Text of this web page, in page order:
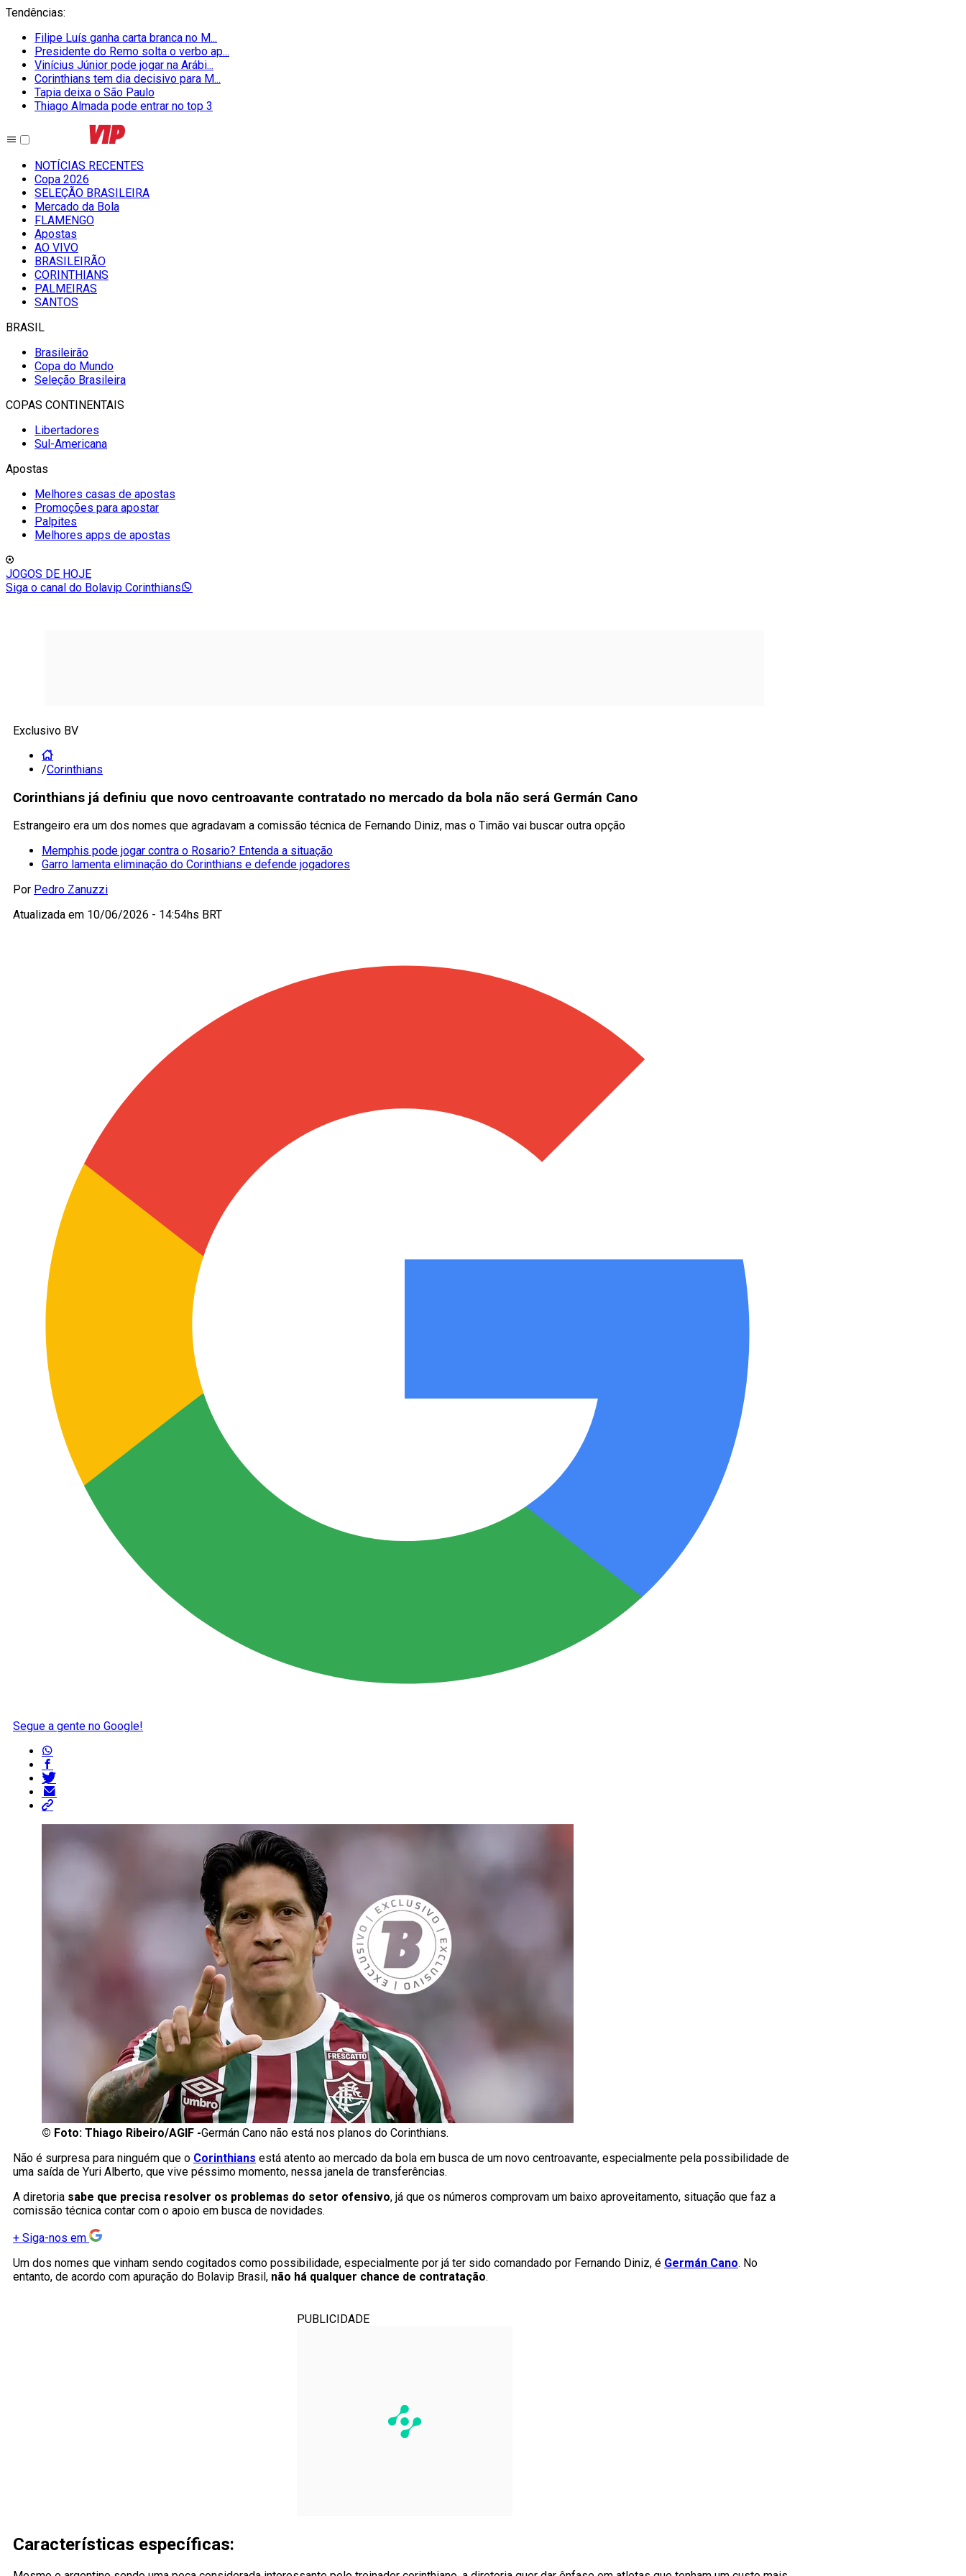
Tendências:
Filipe Luís ganha carta branca no M...
Presidente do Remo solta o verbo ap...
Vinícius Júnior pode jogar na Arábi...
Corinthians tem dia decisivo para M...
Tapia deixa o São Paulo
Thiago Almada pode entrar no top 3
NOTÍCIAS RECENTES
Copa 2026
SELEÇÃO BRASILEIRA
Mercado da Bola
FLAMENGO
Apostas
AO VIVO
BRASILEIRÃO
CORINTHIANS
PALMEIRAS
SANTOS
BRASIL
Brasileirão
Copa do Mundo
Seleção Brasileira
COPAS CONTINENTAIS
Libertadores
Sul-Americana
Apostas
Melhores casas de apostas
Promoções para apostar
Palpites
Melhores apps de apostas
JOGOS DE HOJE
Siga o canal do Bolavip Corinthians
Exclusivo BV
/Corinthians
Corinthians já definiu que novo centroavante contratado no mercado da bola não será Germán Cano
Estrangeiro era um dos nomes que agradavam a comissão técnica de Fernando Diniz, mas o Timão vai buscar outra opção
Memphis pode jogar contra o Rosario? Entenda a situação
Garro lamenta eliminação do Corinthians e defende jogadores
Por Pedro Zanuzzi
Atualizada em 10/06/2026 - 14:54hs BRT
Segue a gente no Google!
© Foto: Thiago Ribeiro/AGIF -Germán Cano não está nos planos do Corinthians.
Não é surpresa para ninguém que o Corinthians está atento ao mercado da bola em busca de um novo centroavante, especialmente pela possibilidade de
uma saída de Yuri Alberto, que vive péssimo momento, nessa janela de transferências.
A diretoria sabe que precisa resolver os problemas do setor ofensivo, já que os números comprovam um baixo aproveitamento, situação que faz a
comissão técnica contar com o apoio em busca de novidades.
+ Siga-nos em
Um dos nomes que vinham sendo cogitados como possibilidade, especialmente por já ter sido comandado por Fernando Diniz, é Germán Cano. No
entanto, de acordo com apuração do Bolavip Brasil, não há qualquer chance de contratação.
PUBLICIDADE
Características específicas: